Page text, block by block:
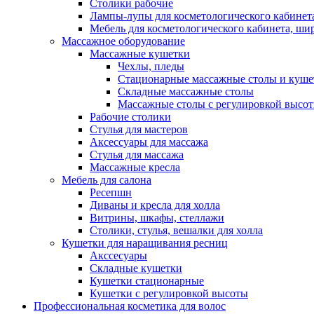
Столики рабочие
Лампы-лупы для косметологического
Мебель для косметологического кабинета,
Массажное оборудование
Массажные кушетки
Чехлы, пледы
Стационарные массажные столы и
Складные массажные столы
Массажные столы с регулировкой
Рабочие столики
Стулья для мастеров
Аксессуары для массажа
Стулья для массажа
Массажные кресла
Мебель для салона
Ресепшн
Диваны и кресла для холла
Витрины, шкафы, стеллажи
Столики, стулья, вешалки для холла
Кушетки для наращивания ресниц
Акссесуары
Складные кушетки
Кушетки стационарные
Кушетки с регулировкой высоты
Профессиональная косметика для волос